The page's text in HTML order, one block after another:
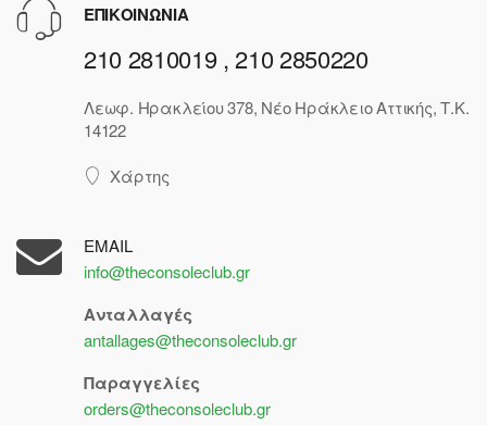
ΕΠΙΚΟΙΝΩΝΙΑ
210 2810019 , 210 2850220
Λεωφ. Ηρακλείου 378, Νέο Ηράκλειο Αττικής, Τ.Κ.
14122
Χάρτης
EMAIL
info@theconsoleclub.gr
Ανταλλαγές
antallages@theconsoleclub.gr
Παραγγελίες
orders@theconsoleclub.gr